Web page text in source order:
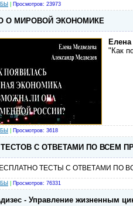
Просмотров: 23973
О МИРОВОЙ ЭКОНОМИКЕ
"Как
Просмотров: 3618
С ОТВЕТАМИ ПО ВСЕМ
ТЕСТЫ С ОТВЕТАМИ ПО
Просмотров: 76331
- Управление жизненным